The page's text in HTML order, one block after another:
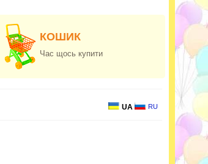
КОШИК
Час щось купити
UA RU